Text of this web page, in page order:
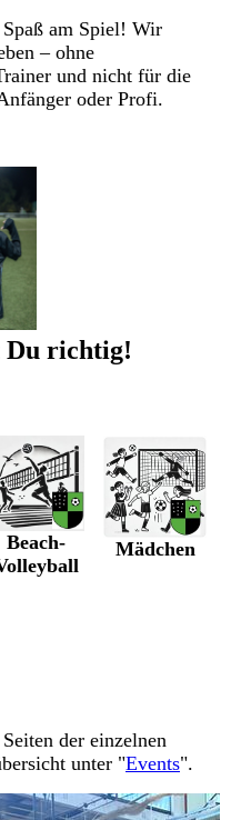
am Spiel! Wir
– ohne
und nicht für die
oder Profi.
Du richtig!
Beach-
Mädchen
der einzelnen
unter "Events".